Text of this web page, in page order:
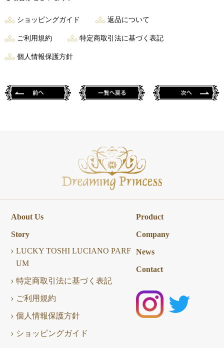
ショッピングガイド 返品について
ご利用規約 特定商取引法に基づく表記
個人情報保護方針
About Us
Story
LUCKY TOSHI LUCIANO PARF
UM
特定商取引法に基づく表記
ご利用規約
個人情報保護方針
ショッピングガイド
Product
Company
News
Contact